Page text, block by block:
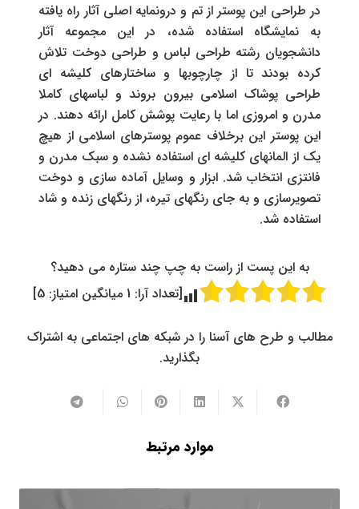
در طراحی این پوستر از تم و درونمایه اصلی آثار راه یافته
به نمایشگاه استفاده شده، در این مجموعه آثار
دانشجویان رشته طراحی لباس و طراحی دوخت تلاش
کرده بودند تا از چارچوبها و ساختارهای کلیشه ای
طراحی پوشاک اسلامی بیرون بروند و لباسهای کاملا
مدرن و امروزی اما با رعایت پوشش کامل ارائه دهند. در
این پوستر این برخلاف عموم پوسترهای اسلامی از هیچ
یک از المانهای کلیشه ای استفاده نشده و سبک مدرن و
فانتزی انتخاب شد. ابزار و وسایل آماده سازی و دوخت
تصویرسازی و به جای رنگهای تیره، از رنگهای زنده و شاد
استفاده شد.
به این پست از راست به چپ چند ستاره می دهید؟
[تعداد آرا: 1 میانگین امتیاز:5
]
مطالب و طرح های آسنا را در شبکه های اجتماعی به اشتراک
بگذارید.
موارد مرتبط